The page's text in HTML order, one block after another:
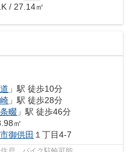
/ 27.14㎡
」駅 徒歩10分
」駅 徒歩28分
畷 」駅 徒歩46分
㎡
御供田 １丁目4-7